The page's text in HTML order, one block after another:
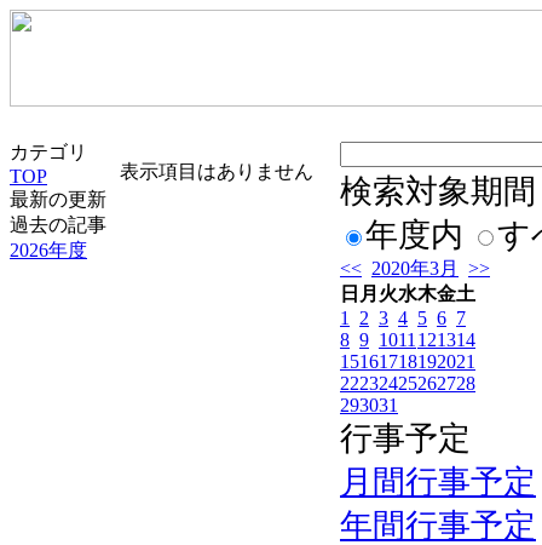
カテゴリ
TOP
最新の更新
過去の記事
2026年度
表示項目はありません
検索対象期間
年度内
す
<< 2020年3月
>>
日 月 火水木金土
1
2 3 4 5 6 7
8 9 1011 121314
15161718192021
22232425262728
293031
行事予定
月間行事予定
年間行事予定